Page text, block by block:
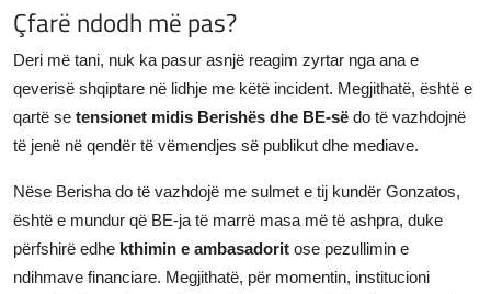
Çfarë ndodh më pas?
Deri më tani, nuk ka pasur asnjë reagim zyrtar nga ana e
qeverisë shqiptare në lidhje me këtë incident. Megjithatë, është e
qartë se tensionet midis Berishës dhe BE-së do të vazhdojnë
të jenë në qendër të vëmendjes së publikut dhe mediave.
Nëse Berisha do të vazhdojë me sulmet e tij kundër Gonzatos,
është e mundur që BE-ja të marrë masa më të ashpra, duke
përfshirë edhe kthimin e ambasadorit ose pezullimin e
ndihmave financiare. Megjithatë, për momentin, institucioni